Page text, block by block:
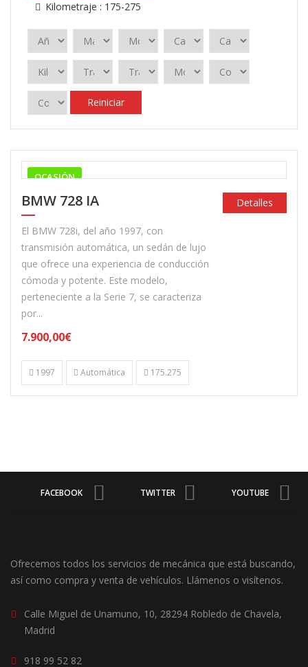
Kilometraje : 175-275
Reiniciar
OCASIÓN
BMW 728 IA
El BMW 728i, del año 1997, con
transmisión automática, un sedán de lujo
que ofrece una experiencia de conducción
cómoda y potente. Este modelo,
perteneciente a la Serie 7, se caracteriza
por...
7.900,00€
Detalles
1997 Automática 175.275
FACEBOOK TWITTER YOUTUBE
Ofrecemos todos los servicios de mecánica que está buscando,
así como compra y venta de vehículos. Llámenos o visítenos.
Calle Miguel de Unamuno, 10, 28294 Robledo de Chavela,
Madrid
918 99 52 82